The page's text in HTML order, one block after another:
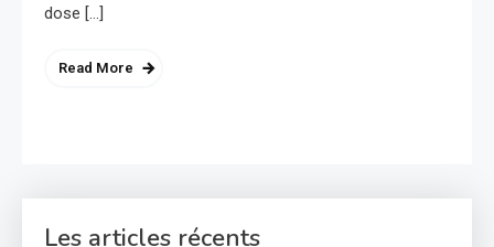
dose […]
Read More
Les articles récents